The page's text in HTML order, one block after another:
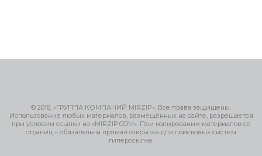
© 2018, «ГРУППА КОМПАНИЙ MIRZIP». Все права защищены.
Использование любых материалов, размещённых на сайте, разрешается
при условии ссылки на «MIRZIP.COM». При копировании материалов со
страниц – обязательна прямая открытая для поисковых систем
гиперссылка.